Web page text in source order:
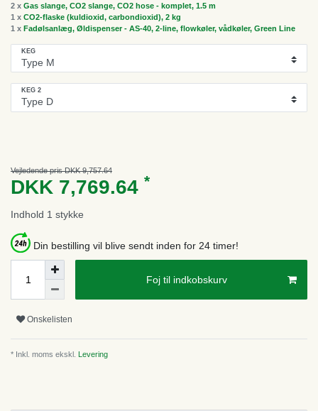
2 x Gas slange, CO2 slange, CO2 hose - komplet, 1.5 m
1 x CO2-flaske (kuldioxid, carbondioxid), 2 kg
1 x Fadølsanlæg, Øldispenser - AS-40, 2-line, flowkøler, vådkøler, Green Line
KEG
KEG 2
Vejledende pris DKK 9,757.64
DKK 7,769.64 *
Indhold 1 stykke
Din bestilling vil blive sendt inden for 24 timer!
Foj til indkobskurv
Onskelisten
* Inkl. moms ekskl. Levering